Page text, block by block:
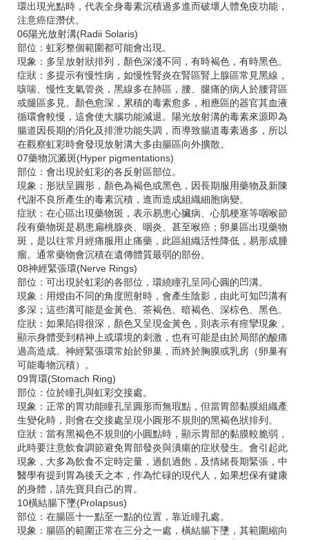
環出現光點時，代表全身毒素沉積過多進而破壞人體免疫功能，
注意癌症潛伏。
06陽光放射溝(Radii Solaris)
部位：虹彩整個範圍都可能會出現。
現象：多呈放射狀排列，顏色深淺不同，有時褐色，有時黑色。
症狀：多提示有慢性病，如慢性腎炎在腎區腎上腺區常見黑線，
咳喘、慢性支氣管炎，黑線多在肺區，腰、腿痛的病人於腰背區
或腿區多見。顏色愈深，累積的毒素愈多，相應區的器官其血液
循環會較慢，這會使大腦功能減退。陽光放射溝的毒素來源即為
腸道因長期的消化及排泄功能失調，而導致腸道毒素過多，所以
在觀察虹彩時會發現放射溝大多由腸區向外擴散。
07藥物沉澱斑(Hyper pigmentations)
部位：會出現於虹彩的各反射區部位。
現象：形狀呈圓形，顏色為褐色或黑色，因長期服用藥物及新陳
代謝不良所產生的毒素沉積，進而造成組織細胞病變。
症狀：在心區出現藥物斑，表示易患心臟病、心肌梗塞等咽喉節
段有藥物斑是易患扁桃腺炎、咽炎、甚至喉癌；卵巢區出現藥物
斑，是以往常月經痛服用止痛藥，此區組織活性降低，易形成腫
瘤。通常藥物會沉積在遺傳體質最弱的部份。
08神經緊張環(Nerve Rings)
部位：可出現於虹彩的各部位，環繞瞳孔呈同心圓的凹溝。
現象：用燈由不同的角度照射時，會產生陰影，由此可知凹溝有
多深；這些溝可能是金黃色、茶褐色、暗褐色、深棕色、黑色。
症狀：如果陷得很深，顏色又呈現金黃色，則表示有痙攣現象，
顯示身體受到精神上或環境的刺激，也有可能是由於局部的酸痛
過高造成。神經緊張環常始於卵巢，而終於胸膜或乳房（卵巢有
可能毒物沉積）。
09胃環(Stomach Ring)
部位：位於瞳孔與虹彩交接處。
現象：正常的胃功能瞳孔呈圓形而無瑕點，但當胃部黏膜組織產
生變化時，則會在交接處呈現小圓形不規則的黑褐色狀排列。
症狀：當有黑褐色不規則的小圓點時，顯示胃部的黏膜較脆弱，
此時要注意飲食調節避免胃部發炎與潰瘍的症狀發生。會引起此
現象，大多為飲食不定時定量，過飢過飽，及情緒長期緊張，中
醫學有提到胃為後天之本，作為忙碌的現代人，如果想保有健康
的身體，請先寶貝自己的胃。
10橫結腸下墜(Prolapsus)
部位：在腸區十一點至一點的位置，靠近瞳孔處。
現象：腸區的範圍正常在三分之一處，橫結腸下墬，其範圍縮向